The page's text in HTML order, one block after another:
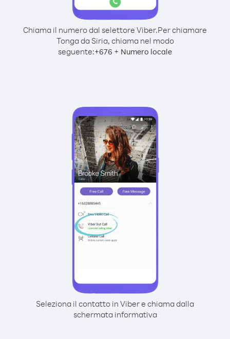
Chiama il numero dal selettore Viber.Per chiamare
Tonga da Siria, chiama nel modo
seguente:+676 + Numero locale
Seleziona il contatto in Viber e chiama dalla
schermata informativa